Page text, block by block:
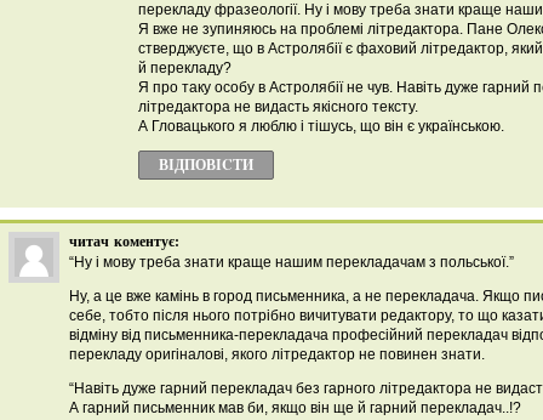
перекладу фразеології. Ну і мову треба знати краще
Я вже не зупиняюсь на проблемі літредактора. Пане
стверджуєте, що в Астролябії є фаховий літредактор,
й перекладу?
Я про таку особу в Астролябії не чув. Навіть дуже гарний
літредактора не видасть якісного тексту.
А Гловацького я люблю і тішусь, що він є українською.
ВІДПОВІCТИ
читач коментує:
“Ну і мову треба знати краще нашим перекладачам з польської.”
Ну, а це вже камінь в город письменника, а не перекладача. Якщо
себе, тобто після нього потрібно вичитувати редактору, то що
відміну від письменника-перекладача професійний перекладач
перекладу оригіналові, якого літредактор не повинен знати.
“Навіть дуже гарний перекладач без гарного літредактора не
А гарний письменник мав би, якщо він ще й гарний перекладач..!?